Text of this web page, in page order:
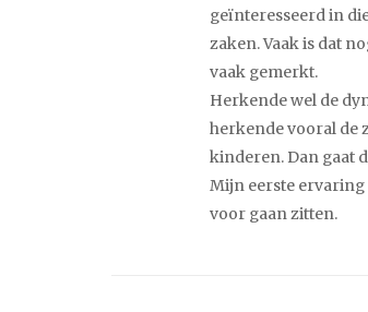
geïnteresseerd in
zaken. Vaak is dat
vaak gemerkt.
Herkende wel de
herkende vooral de
kinderen. Dan gaat
Mijn eerste ervaring
voor gaan zitten.